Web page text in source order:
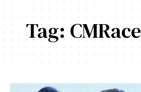
Tag: CMRace